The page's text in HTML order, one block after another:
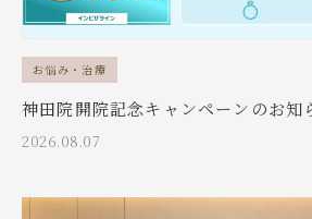
お悩み・治療
神田院開院記念キャンペーンのお知
2026.08.07